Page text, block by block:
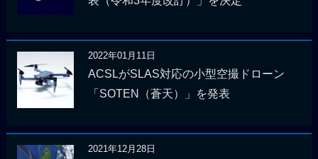
2022年01月11日
ACSLがSLAS対応の小型空撮ドローン
「SOTEN（蒼天）」を発表
2021年12月28日